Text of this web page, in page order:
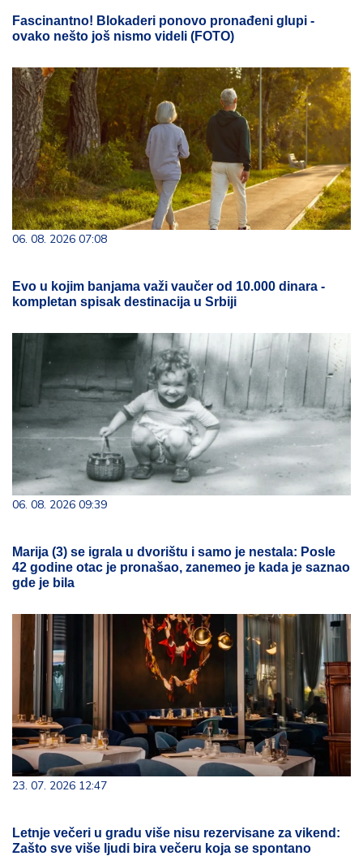
Fascinantno! Blokaderi ponovo pronađeni glupi -
ovako nešto još nismo videli (FOTO)
06. 08. 2026 07:08
Evo u kojim banjama važi vaučer od 10.000 dinara -
kompletan spisak destinacija u Srbiji
06. 08. 2026 09:39
Marija (3) se igrala u dvorištu i samo je nestala: Posle
42 godine otac je pronašao, zanemeo je kada je saznao
gde je bila
23. 07. 2026 12:47
Letnje večeri u gradu više nisu rezervisane za vikend:
Zašto sve više ljudi bira večeru koja se spontano